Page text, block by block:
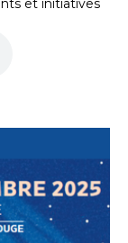
et initiatives